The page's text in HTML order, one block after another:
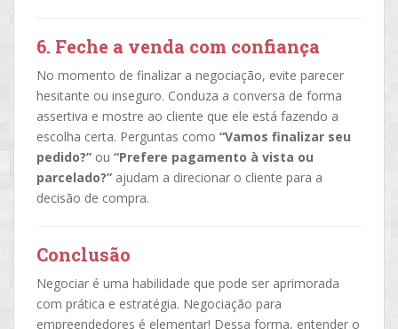
6. Feche a venda com confiança
No momento de finalizar a negociação, evite parecer
hesitante ou inseguro. Conduza a conversa de forma
assertiva e mostre ao cliente que ele está fazendo a
escolha certa. Perguntas como “Vamos finalizar seu
pedido?” ou “Prefere pagamento à vista ou
parcelado?” ajudam a direcionar o cliente para a
decisão de compra.
Conclusão
Negociar é uma habilidade que pode ser aprimorada
com prática e estratégia. Negociação para
empreendedores é elementar! Dessa forma, entender o